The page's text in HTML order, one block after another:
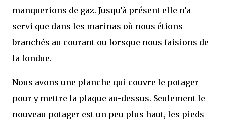
manquerions de gaz. Jusqu’à présent elle n’a
servi que dans les marinas où nous étions
branchés au courant ou lorsque nous faisions de
la fondue.
Nous avons une planche qui couvre le potager
pour y mettre la plaque au-dessus. Seulement le
nouveau potager est un peu plus haut, les pieds